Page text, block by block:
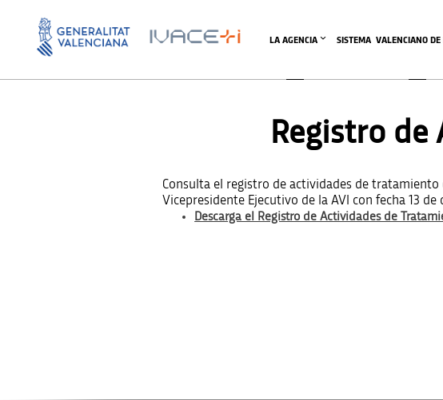
LA AGENCIA SISTEMA  VALENCIANO
Registro de
Consulta el registro de actividades de tratamiento
Vicepresidente Ejecutivo de la AVI con fecha 13
Descarga el Registro de Actividades de